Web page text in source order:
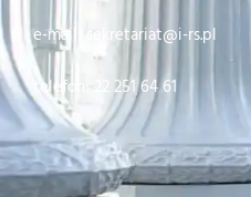
e-mail: sekretariat@i-rs.pl
telefon: 22 251 64 61